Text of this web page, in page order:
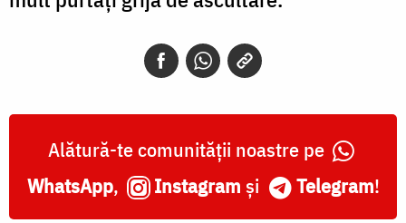
Alătură-te comunității noastre pe
WhatsApp, Instagram și Telegram!